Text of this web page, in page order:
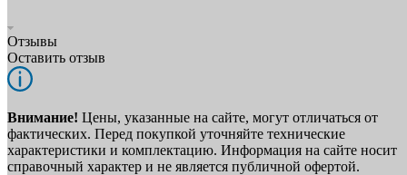
Отзывы
Оставить отзыв
Внимание! Цены, указанные на сайте, могут отличаться от
фактических. Перед покупкой уточняйте технические
характеристики и комплектацию. Информация на сайте носит
справочный характер и не является публичной офертой.